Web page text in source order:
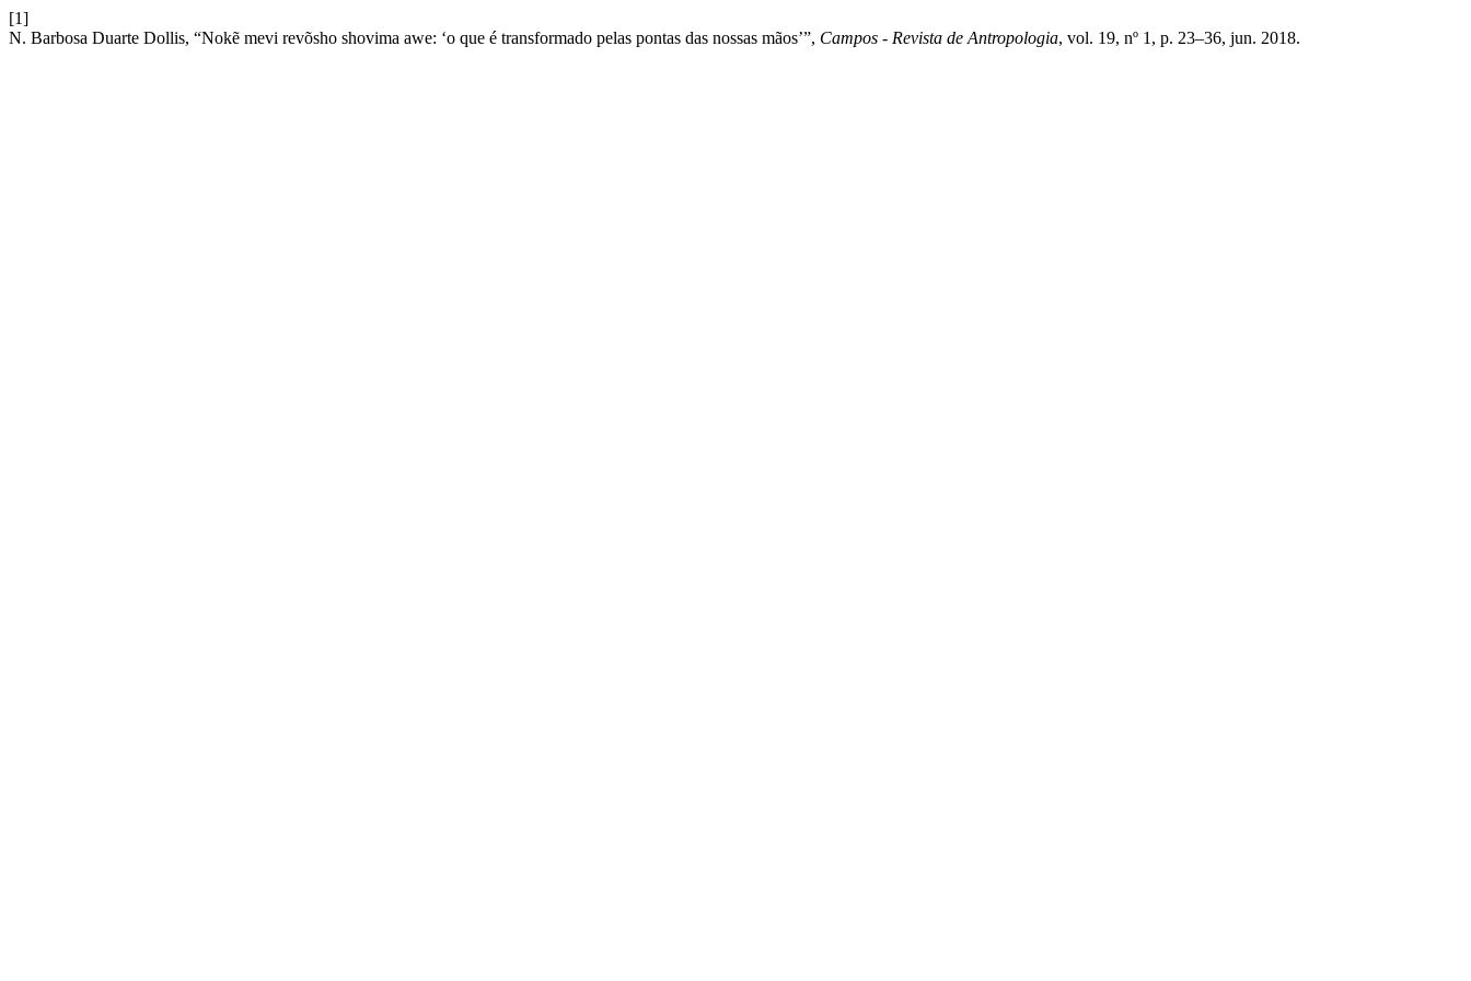
[1]
N. Barbosa Duarte Dollis, “Nokẽ mevi revõsho shovima awe: ‘o que é transformado pelas pontas das nossas mãos’”, Campos - Revista de Antropologia, vol. 19, nº 1, p. 23–36, jun. 2018.